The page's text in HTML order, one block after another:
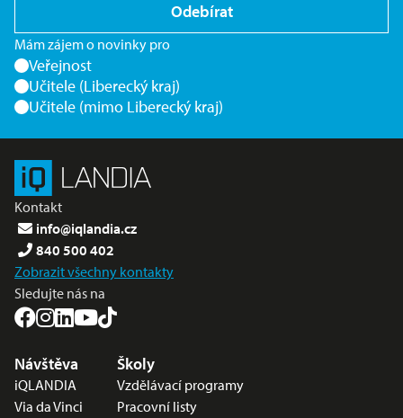
Odebírat
Mám zájem o novinky pro
Veřejnost
Učitele (Liberecký kraj)
Učitele (mimo Liberecký kraj)
Kontakt
info@iqlandia.cz
840 500 402
Zobrazit všechny kontakty
Sledujte nás na
Nabídka v zápatí
Návštěva
iQLANDIA
Via da Vinci
Školy
Vzdělávací programy
Pracovní listy